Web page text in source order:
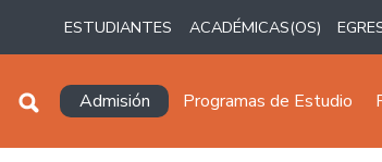
ESTUDIANTES ACADÉMICAS(OS)
Navegación principal
Admisión Programas de Estudio